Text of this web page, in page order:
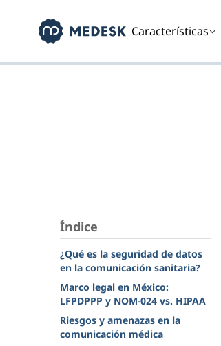
Características
Índice
¿Qué es la seguridad de datos
en la comunicación sanitaria?
Marco legal en México:
LFPDPPP y NOM-024 vs. HIPAA
Riesgos y amenazas en la
comunicación médica